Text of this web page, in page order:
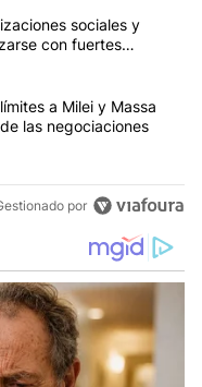
comentarios en los
Cayetano 2026:
sociales y
con fuertes
gobernadores
a Milei y Massa
las negociaciones
por